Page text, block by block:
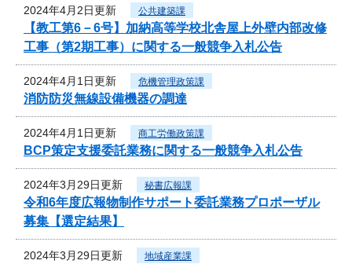
2024年4月2日更新 公共建築課
【教工第6－6号】加納高等学校北舎屋上外壁内部改修
工事（第2期工事）に関する一般競争入札公告
2024年4月1日更新 危機管理政策課
消防防災無線設備機器の調達
2024年4月1日更新 商工労働政策課
BCP策定支援委託業務に関する一般競争入札公告
2024年3月29日更新 秘書広報課
令和6年度広報物制作サポート委託業務プロポーザル
募集【選定結果】
2024年3月29日更新 地域産業課